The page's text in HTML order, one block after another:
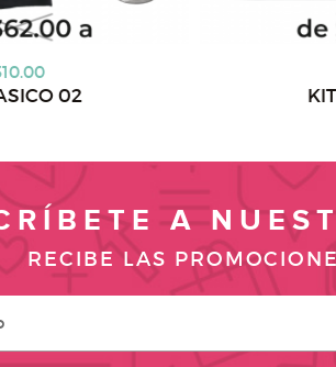
KIT BASICO 03
A
RECIBE LAS